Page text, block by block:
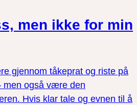
men ikke for min
gjennom tåkeprat og riste på
men også være den
Hvis klar tale og evnen til å